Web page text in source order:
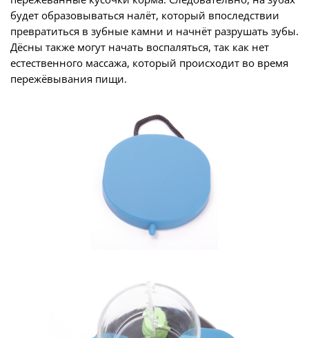
будет образовываться налёт, который впоследствии
превратиться в зубные камни и начнёт разрушать зубы.
Дёсны также могут начать воспаляться, так как нет
естественного массажа, который происходит во время
пережёвывания пищи.